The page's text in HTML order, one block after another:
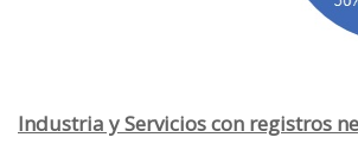
Industria y Servicios con registros